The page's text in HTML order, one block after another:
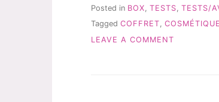
LE
COFFRET
GRAINE
Posted in BOX TESTS TESTS/
Tagged COFFRET,
LEAVE A COMMENT